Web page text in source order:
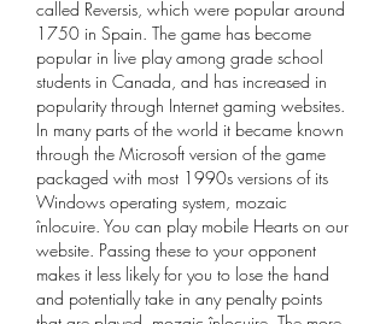
called Reversis, which were popular around
1750 in Spain. The game has become
popular in live play among grade school
students in Canada, and has increased in
popularity through Internet gaming websites.
In many parts of the world it became known
through the Microsoft version of the game
packaged with most 1990s versions of its
Windows operating system, mozaic
înlocuire. You can play mobile Hearts on our
website. Passing these to your opponent
makes it less likely for you to lose the hand
and potentially take in any penalty points